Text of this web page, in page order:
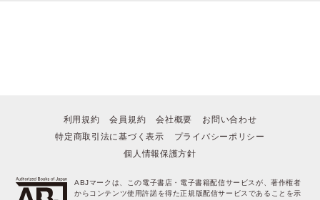
利用規約 会員規約 会社概要
お問い合わせ
特定商取引法に基づく表示
プライバシーポリシー
個人情報保護方針
ABJマークは、この電子書店・電子書籍配信サービスが、著作権者
からコンテンツ使用許諾を得た正規版配信サービスであることを示